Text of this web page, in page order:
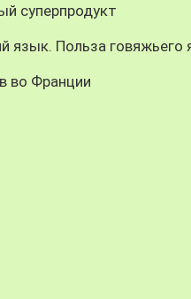
суперпродукт
язык. Польза говяжьего
во Франции